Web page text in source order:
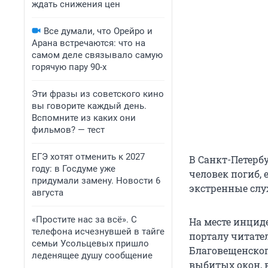
ждать снижения цен
Все думали, что Орейро и
Арана встречаются: что на
самом деле связывало самую
горячую пару 90-х
Эти фразы из советского кино
вы говорите каждый день.
Вспомните из каких они
фильмов? — тест
ЕГЭ хотят отменить к 2027
году: в Госдуме уже
придумали замену. Новости 6
августа
«Простите нас за всё». С
телефона исчезнувшей в тайге
семьи Усольцевых пришло
леденящее душу сообщение
В Санкт-
человек погиб,
экстренные
На месте
порталу
выбитых окон,